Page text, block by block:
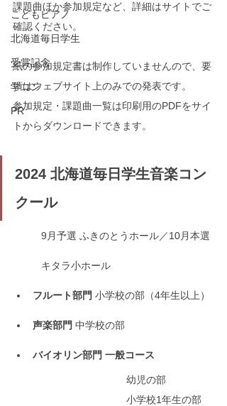
こどもピアノ
北海道毎日学生
受賞記念
学コン
PR
課題曲ほか参加規定など、詳細はサイトでご
確認ください。
紙の参加規定書は制作していませんので、要
項はウェブサイト上のみでの発表です。
参加規定・課題曲一覧は印刷用のPDFをサイ
トからダウンロードできます。
2024 北海道毎日学生音楽コン
クール
9月予選 ふきのとうホール／10月本選
キタラ小ホール
フルート部門 小学校の部（4年生以上）
声楽部門 中学校の部
バイオリン部門 一般コース
幼児の部
小学校1年生の部